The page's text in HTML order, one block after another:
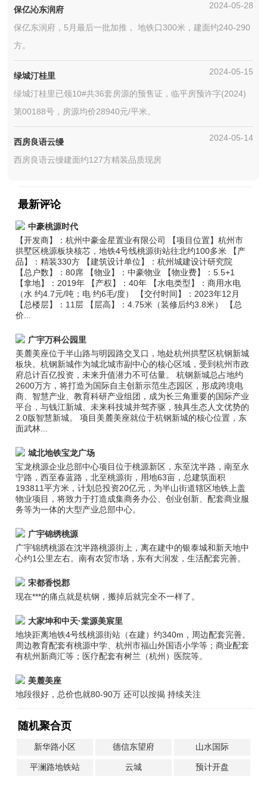
保亿沁东润府 2024-05-28
保亿东润府，5月最后一批加推， 地铁口300米，建面约240-290
方。
绿城汀桂里 2024-05-15
绿城汀桂里已领10#共36套房源的预售证，临平房预许字(2024)
第00188号，房源均价28940元/平米。
西房良语云缦 2024-05-14
西房良语云缦建面约127方精装品质现房
最新评论
中豪桃源时代
【开发商】：杭州中豪金星置业有限公司 【项目位置】杭州市
拱墅区桃源板块核芯，地铁4号线桃源街站往北约100多米 【产
品】：精装330方 【建筑设计单位】：杭州城建设计研究院
【总户数】：80席 【物业】：中豪物业 【物业费】：5.5+1
【拿地】：2019年 【产权】：40年 【水电类型】：商用水电
（水 约4.7元/吨；电 约6毛/度） 【交付时间】：2023年12月
【总楼层】：11层 【层高】：4.75米（装修后约3.8米） 【总
价...
广宇万科公园里
美麓美座位于半山路与明园路交叉口，地处杭州拱墅区杭钢新城
板块。杭钢新城作为城北城市副中心的核心区域，受到杭州市政
府总计百亿投资，未来升值潜力不可估量。 杭钢新城总占地约
2600万方，将打造为国际自主创新示范生态园区，形成跨境电
商、智慧产业、教育科研产业组团，成为长三角重要的国际产业
平台，与钱江新城、未来科技城并驾齐驱，独具生态人文优势的
2.0版智慧新城。 项目美麓美座就位于杭钢新城的核心位置，东
面武林...
城北地铁宝龙广场
宝龙桃源企业总部中心项目位于桃源新区，东至沈半路，南至永
宁路，西至春蓝路，北至桃源街，用地63亩，总建筑面积
193811平方米，计划总投资20亿元，为半山街道辖区地铁上盖
物业项目，将致力于打造成集商务办公、创业创新、配套商业服
务等为一体的大型产业总部中心。
广宇锦绣桃源
广宇锦绣桃源在沈半路桃源街上，离在建中的银泰城和新天地中
心约1公里左右。南有农贸市场，东有大润发，生活配套完善。
宋都香悦郡
现在***的痛点就是杭钢，搬掉后就完全不一样了。
大家坤和中天·棠源美宸里
地块距离地铁4号线桃源街站（在建）约340m，周边配套完善。
周边教育配套有桃源中学、杭州市福山外国语小学等；商业配套
有杭州新商汇等；医疗配套有树兰（杭州）医院等。
美麓美座
地段很好，总价也就80-90万 还可以按揭 持续关注
随机聚合页
新华路小区 德信东望府 山水国际
平澜路地铁站 云城 预计开盘